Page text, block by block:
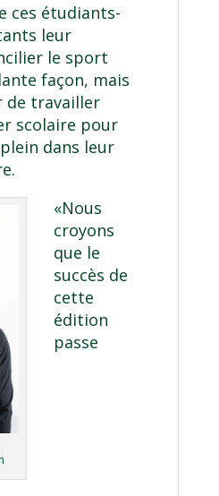
ces étudiants-
leur
le sport
façon, mais
de travailler
scolaire pour
dans leur
«Nous
croyons
que le
succès de
cette
édition
passe